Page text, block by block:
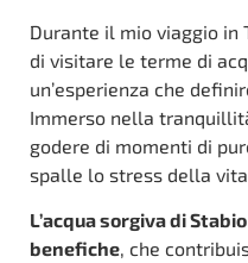
Durante il mio viaggio in
di visitare le terme di
un’esperienza che
Immerso nella
godere di momenti di
spalle lo stress della vita
L’acqua sorgiva di
benefiche, che